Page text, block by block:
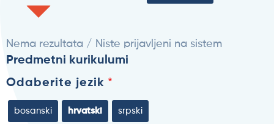
Nema rezultata / Niste prijavljeni na sistem
Predmetni kurikulumi
Odaberite jezik
bosanski hrvatski srpski